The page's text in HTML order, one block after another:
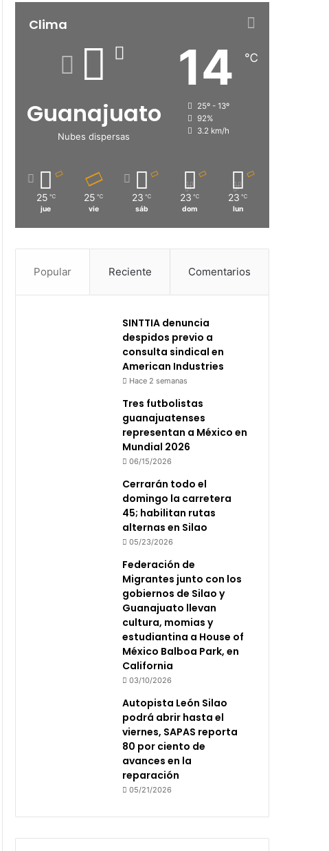
Clima
Guanajuato
Nubes dispersas
14 ℃
25º - 13º
92%
3.2 km/h
25 ℃
jue
25 ℃
vie
23 ℃
sáb
23 ℃
dom
23 ℃
lun
Popular Reciente Comentarios
SINTTIA denuncia
despidos previo a
consulta sindical en
American Industries
Hace 2 semanas
Tres futbolistas
guanajuatenses
representan a México en
Mundial 2026
06/15/2026
Cerrarán todo el
domingo la carretera
45; habilitan rutas
alternas en Silao
05/23/2026
Federación de
Migrantes junto con los
gobiernos de Silao y
Guanajuato llevan
cultura, momias y
estudiantina a House of
México Balboa Park, en
California
03/10/2026
Autopista León Silao
podrá abrir hasta el
viernes, SAPAS reporta
80 por ciento de
avances en la
reparación
05/21/2026